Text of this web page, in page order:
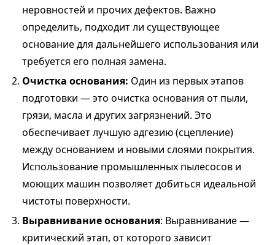
неровностей и прочих дефектов. Важно
определить, подходит ли существующее
основание для дальнейшего использования или
требуется его полная замена.
Очистка основания: Один из первых этапов
подготовки — это очистка основания от пыли,
грязи, масла и других загрязнений. Это
обеспечивает лучшую адгезию (сцепление)
между основанием и новыми слоями покрытия.
Использование промышленных пылесосов и
моющих машин позволяет добиться идеальной
чистоты поверхности.
Выравнивание основания: Выравнивание —
критический этап, от которого зависит